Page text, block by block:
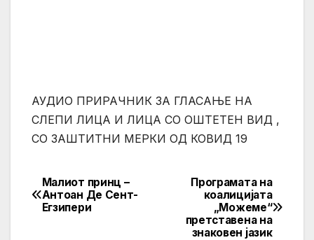
АУДИО ПРИРАЧНИК ЗА ГЛАСАЊЕ НА
СЛЕПИ ЛИЦА И ЛИЦА СО ОШТЕТЕН ВИД ,
СО ЗАШТИТНИ МЕРКИ ОД КОВИД 19
Post
navigation
Програмата на
коалицијата
„Можеме“
претставена на
знаковен јазик
Малиот принц –
Антоан Де Сент-
Егзипери